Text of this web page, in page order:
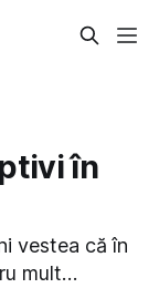
în
vestea că în
mult